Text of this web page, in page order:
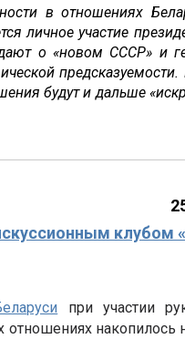
в отношениях
личное участие
о «новом СССР» и
предсказуемости.
будут и дальше
клубом
при участии
отношениях накопилось